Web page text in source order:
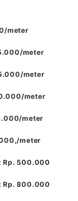
meter
meter
meter
meter
meter
meter
Rp. 500.000
Rp. 800.000